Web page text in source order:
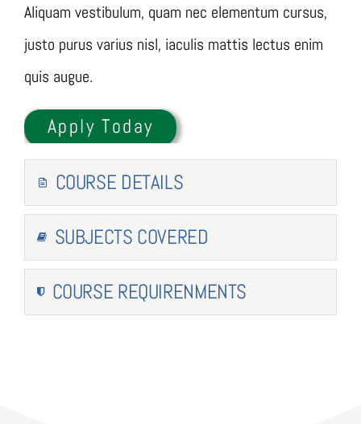
Aliquam vestibulum, quam nec elementum cursus,
justo purus varius nisl, iaculis mattis lectus enim
quis augue.
Apply Today
COURSE DETAILS
SUBJECTS COVERED
COURSE REQUIRENMENTS